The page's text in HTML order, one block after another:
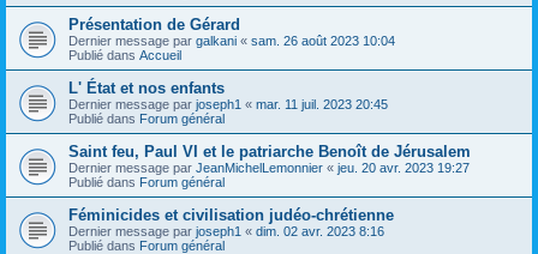
Présentation de Gérard
Dernier message par galkani « sam. 26 août 2023 10:04
Publié dans Accueil
L' État et nos enfants
Dernier message par joseph1 « mar. 11 juil. 2023 20:45
Publié dans Forum général
Saint feu, Paul VI et le patriarche Benoît de Jérusalem
Dernier message par JeanMichelLemonnier « jeu. 20 avr. 2023 19:27
Publié dans Forum général
Féminicides et civilisation judéo-chrétienne
Dernier message par joseph1 « dim. 02 avr. 2023 8:16
Publié dans Forum général